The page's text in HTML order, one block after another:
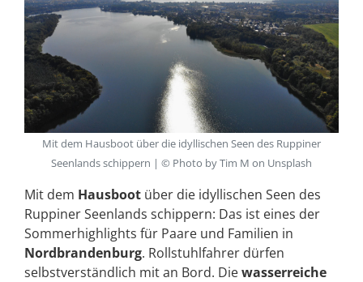
Mit dem Hausboot über die idyllischen Seen des Ruppiner
Seenlands schippern | © Photo by Tim M on Unsplash
Mit dem Hausboot über die idyllischen Seen des
Ruppiner Seenlands schippern: Das ist eines der
Sommerhighlights für Paare und Familien in
Nordbrandenburg. Rollstuhlfahrer dürfen
selbstverständlich mit an Bord. Diewasserreiche